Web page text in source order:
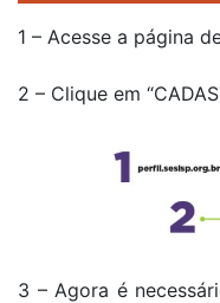
1 – Acesse a página
2 – Clique em
3 – Agora é